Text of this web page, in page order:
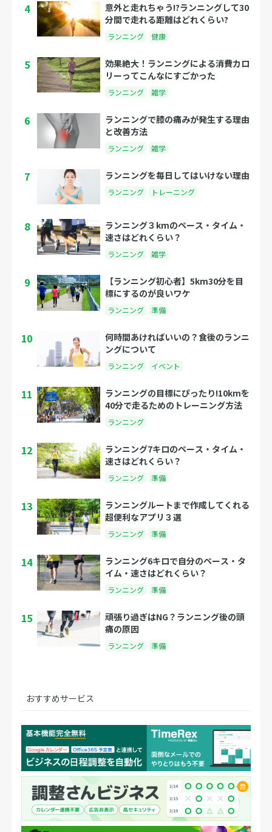
4
意外と走れちゃう!?ランニングして30
分間で走れる距離はどれくらい?
ランニング 健康
5
効果絶大！ランニングによる消費カロ
リーってこんなにすごかった
ランニング 雑学
6
ランニングで膝の痛みが発生する理由
と改善方法
ランニング 雑学
7 ランニングを毎日してはいけない理由
ランニング トレーニング
8
ランニング３kmのペース・タイム・
速さはどれくらい？
ランニング 雑学
9
【ランニング初心者】5km30分を目
標にするのが良いワケ
ランニング 準備
10
何時間あければいいの？食後のランニ
ングについて
ランニング イベント
11
ランニングの目標にぴったり!10kmを
40分で走るためのトレーニング方法
ランニング
12
ランニング7キロのペース・タイム・
速さはどれくらい？
ランニング 準備
13
ランニングルートまで作成してくれる
超便利なアプリ３選
ランニング 準備
14
ランニング6キロで自分のペース・タ
イム・速さはどれくらい？
ランニング 準備
15
頑張り過ぎはNG？ランニング後の頭
痛の原因
ランニング 準備
おすすめサービス